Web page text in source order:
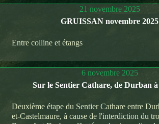
21 novembre 2025
GRUISSAN novembre 2025
Entre colline et étangs
6 novembre 2025
Sur le Sentier Cathare, de Durban
Deuxième étape du Sentier Cathare entre
et-Castelmaure, à cause de l'interdiction du